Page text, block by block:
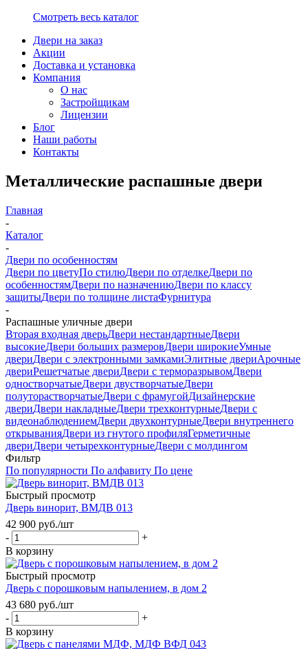
Смотреть весь каталог
Двери на заказ
Акции
Доставка и установка
Компания
О нас
Застройщикам
Лицензии
Блог
Наши работы
Контакты
Металлические распашные двери
Главная
-
Каталог
-
Двери по особенностям
Двери по цветуПо стилюДвери по отделкеДвери по
особенностямДвери по назначениюДвери по классу
защитыДвери по толщине листаФурнитура
-
Распашные уличные двери
Вторая входная дверьДвери нестандартныеДвери
высокиеДвери больших размеровДвери широкиеУмные
двериДвери с электронными замкамиЭлитные двериАрочные
двериРешетчатые двериДвери с терморазрывомДвери
одностворчатыеДвери двустворчатыеДвери
полуторастворчатыеДвери с фрамугойДизайнерские
двериДвери накладныеДвери трехконтурныеДвери с
видеонаблюдениемДвери двухконтурныеДвери внутреннего
открыванияДвери из гнутого профиляГерметичные
двериДвери четырехконтурныеДвери с молдингом
Фильтр
По популярности По алфавиту По цене
Быстрый просмотр
Дверь винорит, ВМДВ 013
42 900 руб./шт
-
+
В корзину
Быстрый просмотр
Дверь с порошковым напылением, в дом 2
43 680 руб./шт
-
+
В корзину